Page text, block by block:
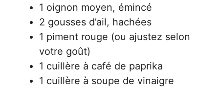
1 oignon moyen, émincé
2 gousses d’ail, hachées
1 piment rouge (ou ajustez selon
votre goût)
1 cuillère à café de paprika
1 cuillère à soupe de vinaigre